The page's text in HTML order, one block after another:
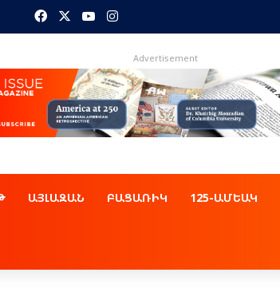
FacebookYouTubeInstagram
Advertisement
ԱՅԼԱԶԱՆ ԲԱՑԱՌԻԿ 125-ԱՄԵԱԿ